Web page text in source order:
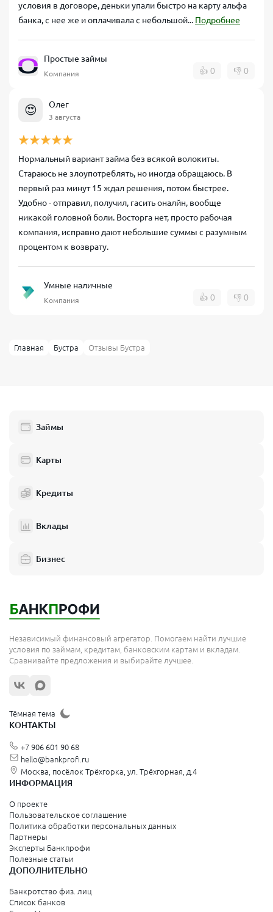
условия в договоре, деньки упали быстро на карту альфа
банка, с нее же и оплачивала с небольшой... Подробнее
Простые займы
Компания 👍 0 👎 0
😍 Олег
3 августа
Нормальный вариант займа без всякой волокиты.
Стараюсь не злоупотреблять, но иногда обращаюсь. В
первый раз минут 15 ждал решения, потом быстрее.
Удобно - отправил, получил, гасить оналйн, вообще
никакой головной боли. Восторга нет, просто рабочая
компания, исправно дают небольшие суммы с разумным
процентом к возврату.
Умные наличные
Компания 👍 0 👎 0
Главная Бустра Отзывы Бустра
Займы
Карты
Кредиты
Вклады
Бизнес
Независимый финансовый агрегатор. Помогаем найти лучшие
условия по займам, кредитам, банковским картам и вкладам.
Сравнивайте предложения и выбирайте лучшее.
Тёмная тема
КОНТАКТЫ
+7 906 601 90 68
hello@bankprofi.ru
Москва, посёлок Трёхгорка, ул. Трёхгорная, д.4
ИНФОРМАЦИЯ
О проекте
Пользовательское соглашение
Политика обработки персональных данных
Партнеры
Эксперты Банкпрофи
Полезные статьи
ДОПОЛНИТЕЛЬНО
Банкротство физ. лиц
Список банков